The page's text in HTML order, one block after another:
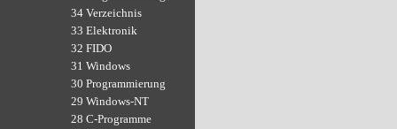
34 Verzeichnis
33 Elektronik
32 FIDO
31 Windows
30 Programmierung
29 Windows-NT
28 C-Programme